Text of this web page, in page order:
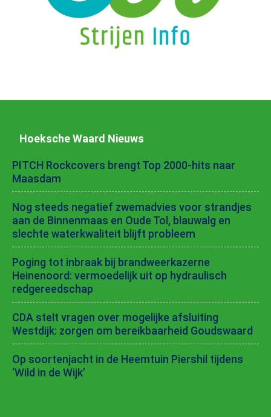
Hoeksche Waard Nieuws
PITCH Rockcovers brengt Top 2000-hits naar
Maasdam
Nog steeds negatief zwemadvies voor strandjes
aan de Binnenmaas en Oude Tol, blauwalg en
slechte waterkwaliteit blijft probleem
Poging tot inbraak bij brandweerkazerne
Heinenoord: vermoedelijk uit op hydraulisch
redgereedschap
CDA stelt vragen over mogelijke afsluiting
Westdijk: zorgen om bereikbaarheid Goudswaard
Op soortenjacht in de Heemtuin Piershil tijdens
‘Wild in de Wijk’